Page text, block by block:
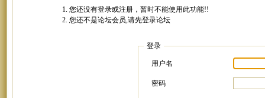
您还没有登录或注册，暂时不能使用此功能!!
您还不是论坛会员,请先登录论坛
登录
用户名
密码